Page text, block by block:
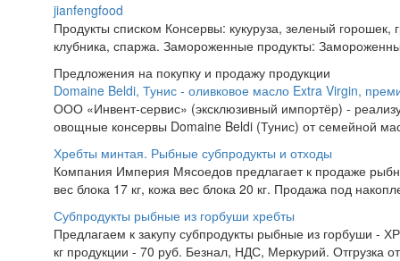
jianfengfood
Продукты списком Консервы: кукуруза, зеленый
клубника, спаржа. Замороженные продукты:
Предложения на покупку и продажу продукции
Domaine Beldi, Тунис - оливковое масло Extra Virgin,
ООО «Инвент-сервис» (эксклюзивный импортёр) -
овощные консервы Domaine Beldi (Тунис) от семейной
Хребты минтая. Рыбные субпродукты и отходы
Компания Империя Мясоедов предлагает к продаже
вес блока 17 кг, кожа вес блока 20 кг. Продажа под
Субпродукты рыбные из горбуши хребты
Предлагаем к закупу субпродукты рыбные из горбуши -
кг продукции - 70 руб. Безнал, НДС, Меркурий. Отгрузка